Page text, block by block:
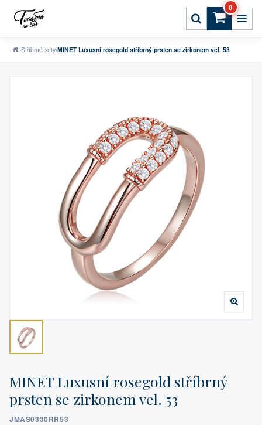
0
›Stříbrné sety›MINET Luxusní rosegold stříbrný prsten se zirkonem vel. 53
MINET Luxusní rosegold stříbrný
prsten se zirkonem vel. 53
JMAS0330RR53